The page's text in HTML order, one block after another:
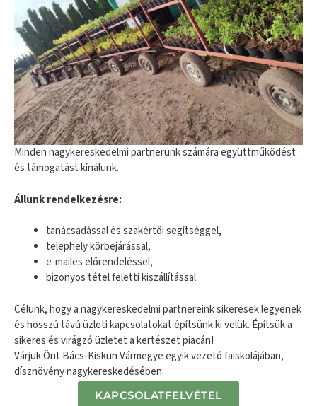
Minden nagykereskedelmi partnerünk számára együttműködést
és támogatást kínálunk.
Állunk rendelkezésre:
tanácsadással és szakértői segítséggel,
telephely körbejárással,
e-mailes előrendeléssel,
bizonyos tétel feletti kiszállítással
Célunk, hogy a nagykereskedelmi partnereink sikeresek legyenek
és hosszú távú üzleti kapcsolatokat építsünk ki velük. Építsük a
sikeres és virágzó üzletet a kertészet piacán!
Várjuk Önt Bács-Kiskun Vármegye egyik vezető faiskolájában,
dísznövény nagykereskedésében.
KAPCSOLATFELVÉTEL